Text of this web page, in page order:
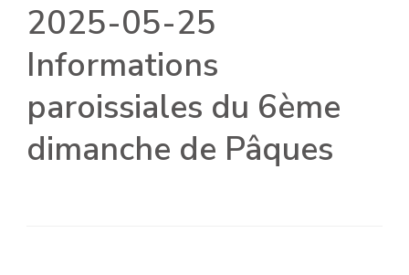
2025-05-25
Informations
paroissiales du 6ème
dimanche de Pâques